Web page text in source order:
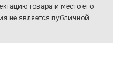
товара и место его
не является публичной